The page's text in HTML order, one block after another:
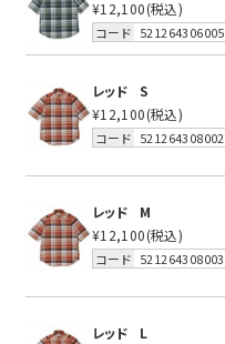
¥12,100(税込)
コード 521264306005
レッド
S
¥12,100(税込)
コード 521264308002
レッド
M
¥12,100(税込)
コード 521264308003
レッド
L